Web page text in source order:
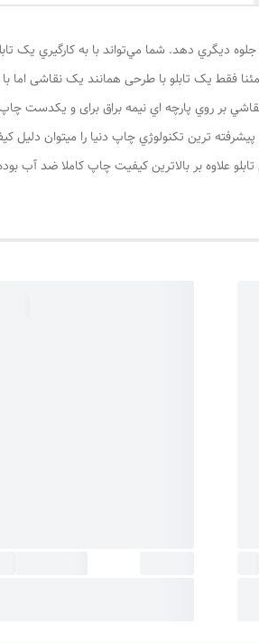
ديگري دهد. شما مي‌تواند با به کارگيري يک
فقط يک تابلو با طرحی همانند یک نقاشی اما
بر روي پارچه اي نیمه براق برای و یکدست
ترين تکنولوژي چاپ دنيا را ميتوان
علاوه بر بالاترین کیفیت چاپ کاملا ضد آب